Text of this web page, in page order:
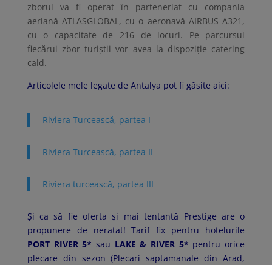
zborul va fi operat în parteneriat cu compania
aeriană ATLASGLOBAL, cu o aeronavă AIRBUS A321,
cu o capacitate de 216 de locuri. Pe parcursul
fiecărui zbor turiștii vor avea la dispoziție catering
cald.
Articolele mele legate de Antalya pot fi găsite aici:
Riviera Turcească, partea I
Riviera Turcească, partea II
Riviera turcească, partea III
Şi ca să fie oferta şi mai tentantă Prestige are o
propunere de neratat! Tarif fix pentru hotelurile
PORT RIVER 5* sau LAKE & RIVER 5* pentru orice
plecare din sezon (Plecari saptamanale din Arad,